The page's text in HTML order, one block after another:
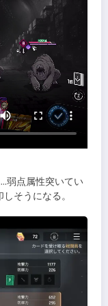
弱点属性突いてい
そうになる。